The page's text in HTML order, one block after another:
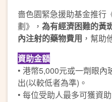
嗇色園緊急援助基金推行
劃》， 為有經濟困難的黃
內注射的藥物費用 ，幫助
資助金額
• 港幣5,000元或一劑眼
出(以較低者為準)。
• 每位受助人最多可獲資